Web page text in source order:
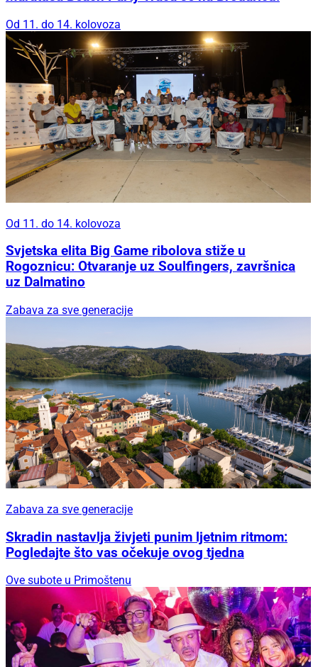
Od 11. do 14. kolovoza
Od 11. do 14. kolovoza
Svjetska elita Big Game ribolova stiže u
Rogoznicu: Otvaranje uz Soulfingers, završnica
uz Dalmatino
Zabava za sve generacije
Zabava za sve generacije
Skradin nastavlja živjeti punim ljetnim ritmom:
Pogledajte što vas očekuje ovog tjedna
Ove subote u Primoštenu